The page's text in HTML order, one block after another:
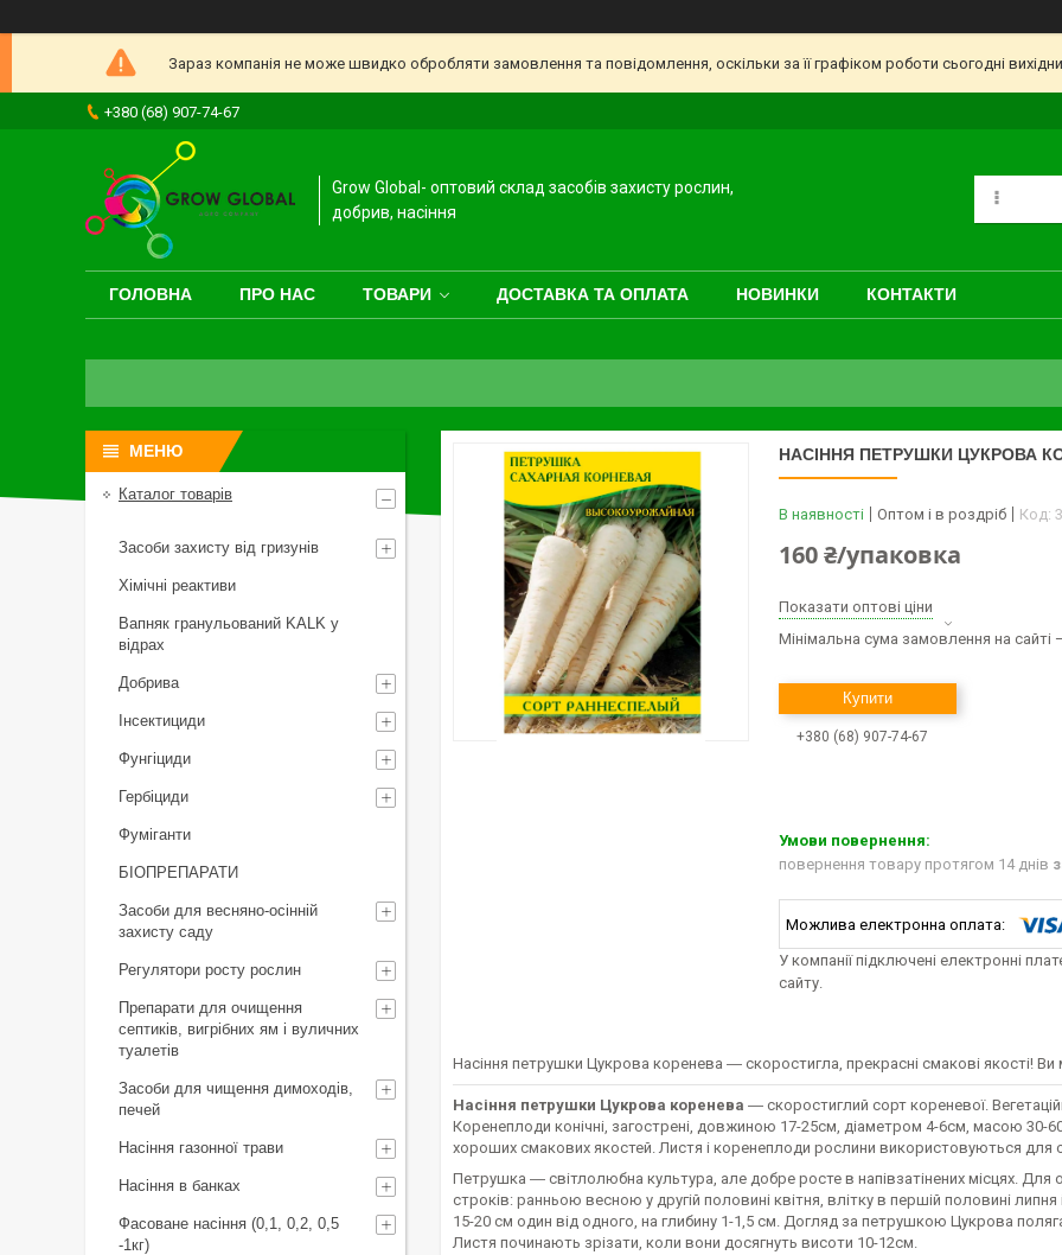
Зараз компанія не може швидко обробляти замовлення та повідомлення, оскільки за її графіком роботи сьогодні
+380 (68) 907-74-67
Grow Global- оптовий склад засобів захисту рослин,
добрив, насіння
ГОЛОВНА ПРО НАС ТОВАРИ ДОСТАВКА ТА ОПЛАТА НОВИНКИ КОНТАКТИ
НАСІННЯ ПЕТРУШКИ ЦУКРОВА
В наявності Оптом і в роздріб Код:
160 ₴/упаковка
Показати оптові ціни
Мінімальна сума замовлення на сайті
Купити
+380 (68) 907-74-67
повернення товару протягом 14 днів
У компанії підключені електронні
сайту.
Насіння петрушки Цукрова коренева ― скоростигла, прекрасні смакові якості! Ви
Насіння петрушки Цукрова коренева ― скоростиглий сорт кореневої.
Коренеплоди конічні, загострені, довжиною 17-25см, діаметром 4-6см, масою 30-
хороших смакових якостей. Листя і коренеплоди рослини використовуються для
Петрушка ― світлолюбна культура, але добре росте в напівзатінених місцях. Для
строків: ранньою весною у другій половині квітня, влітку в першій половині
15-20 см один від одного, на глибину 1-1,5 см. Догляд за петрушкою Цукрова
Листя починають зрізати, коли вони досягнуть висоти 10-12см.
Каталог товарів
Засоби захисту від гризунів
Хімічні реактиви
Вапняк гранульований KALK у
відрах
Добрива
Інсектициди
Фунгіциди
Гербіциди
Фуміганти
БІОПРЕПАРАТИ
Засоби для весняно-осінній
захисту саду
Регулятори росту рослин
Препарати для очищення
септиків, вигрібних ям і вуличних
туалетів
Засоби для чищення димоходів,
печей
Насіння газонної трави
Насіння в банках
Фасоване насіння (0,1, 0,2, 0,5
-1кг)